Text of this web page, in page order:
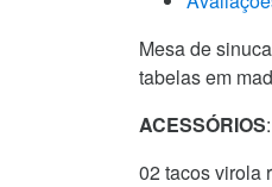
Mesa de
tabelas em
ACESSÓRIOS:
02 tacos virola